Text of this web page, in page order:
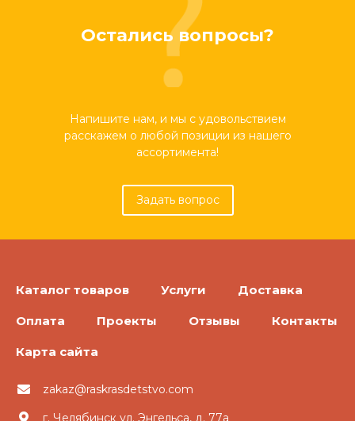
Остались вопросы?
Напишите нам, и мы с удовольствием
расскажем о любой позиции из нашего
ассортимента!
Задать вопрос
Каталог товаров Услуги Доставка
Оплата Проекты Отзывы Контакты
Карта сайта
zakaz@raskrasdetstvo.com
г. Челябинск ул. Энгельса, д. 77а